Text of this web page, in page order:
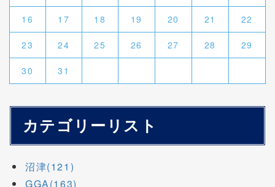
16 17 18 19 20 21 22
23 24 25 26 27 28 29
30 31
カテゴリーリスト
沼津(121)
GGA(163)